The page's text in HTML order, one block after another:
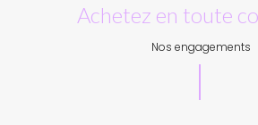
Achetez en toute
Nos engagements